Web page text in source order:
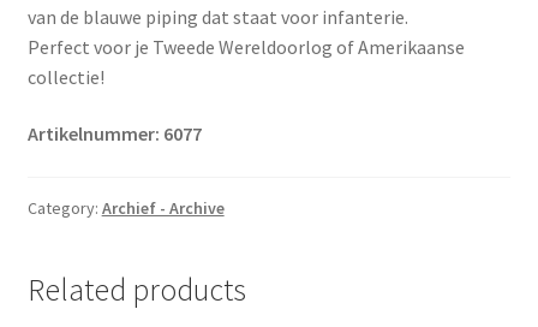
van de blauwe piping dat staat voor infanterie.
Perfect voor je Tweede Wereldoorlog of Amerikaanse
collectie!
Artikelnummer: 6077
Category: Archief - Archive
Related products